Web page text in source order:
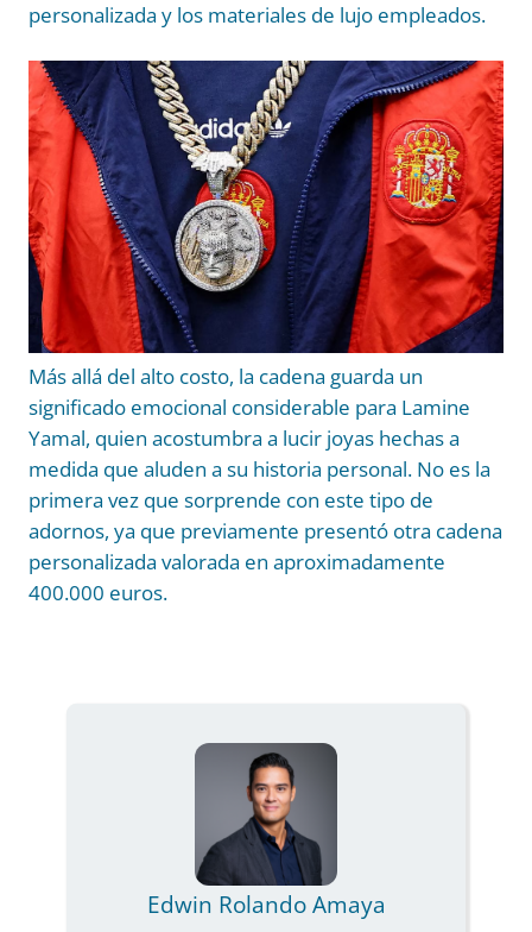
personalizada y los materiales de lujo empleados.
Más allá del alto costo, la cadena guarda un
significado emocional considerable para Lamine
Yamal, quien acostumbra a lucir joyas hechas a
medida que aluden a su historia personal. No es la
primera vez que sorprende con este tipo de
adornos, ya que previamente presentó otra cadena
personalizada valorada en aproximadamente
400.000 euros.
Edwin Rolando Amaya